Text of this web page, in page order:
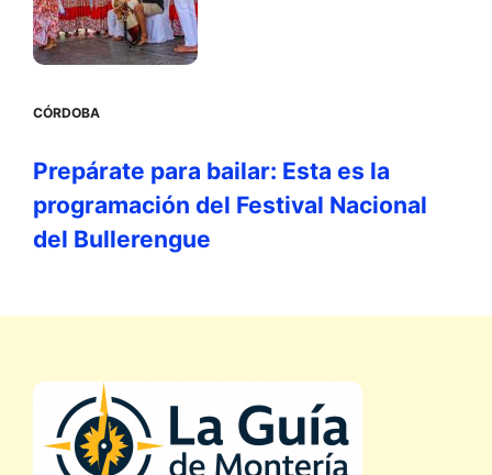
CÓRDOBA
Prepárate para bailar: Esta es la
programación del Festival Nacional
del Bullerengue